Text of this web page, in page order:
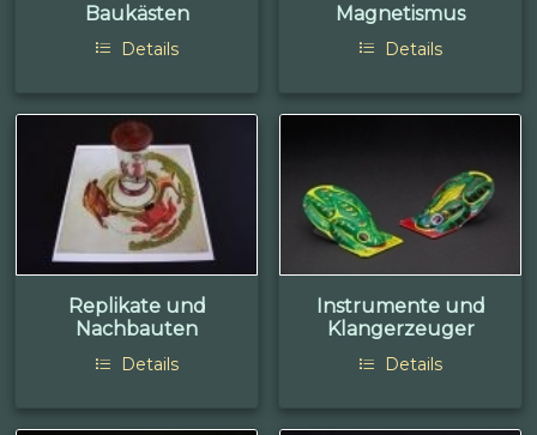
Baukästen
Details
Magnetismus
Details
Replikate und
Nachbauten
Details
Instrumente und
Klangerzeuger
Details